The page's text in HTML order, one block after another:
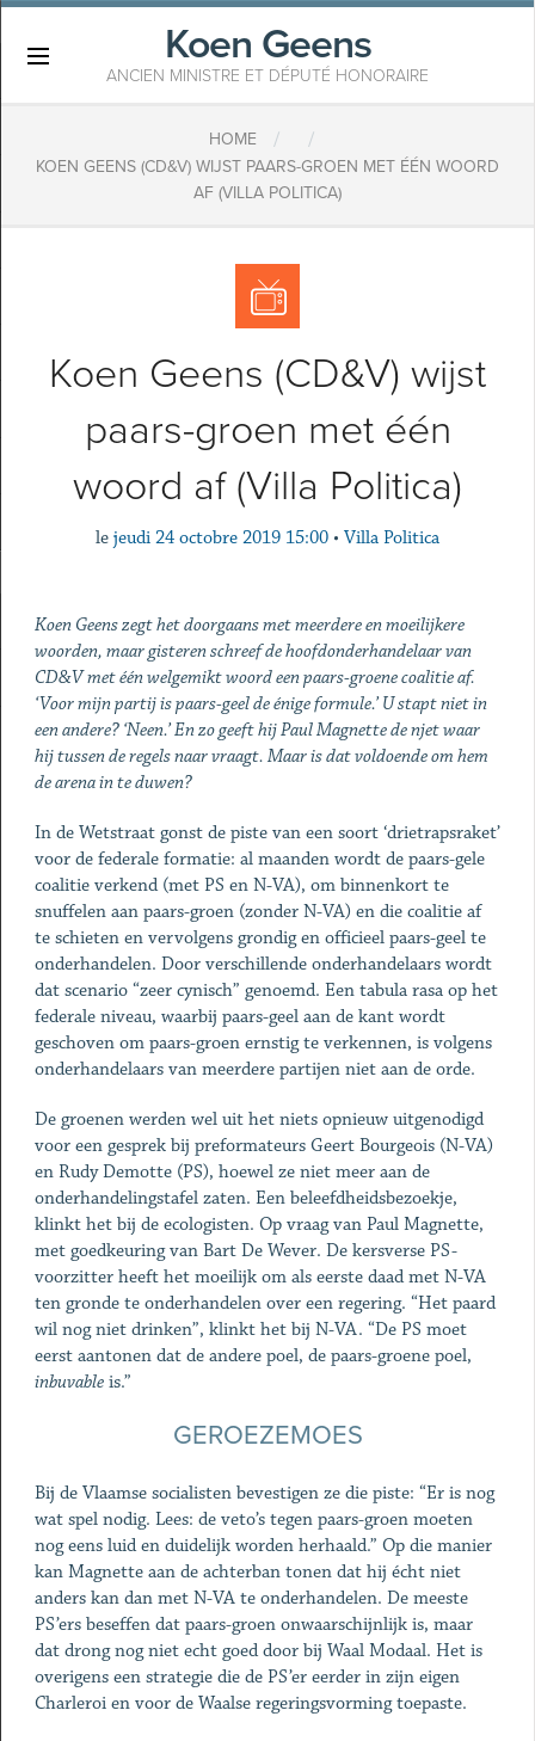
Koen Geens
ANCIEN MINISTRE ET DÉPUTÉ HONORAIRE
HOME / /
KOEN GEENS (CD&V) WIJST PAARS-GROEN MET ÉÉN WOORD
AF (VILLA POLITICA)
Koen Geens (CD&V) wijst
paars-groen met één
woord af (Villa Politica)
le jeudi 24 octobre 2019 15:00 • Villa Politica
Koen Geens zegt het doorgaans met meerdere en moeilijkere
woorden, maar gisteren schreef de hoofdonderhandelaar van
CD&V met één welgemikt woord een paars-groene coalitie af.
‘Voor mijn partij is paars-geel de énige formule.’ U stapt niet in
een andere? ‘Neen.’ En zo geeft hij Paul Magnette de njet waar
hij tussen de regels naar vraagt. Maar is dat voldoende om hem
de arena in te duwen?
In de Wetstraat gonst de piste van een soort ‘drietrapsraket’
voor de federale formatie: al maanden wordt de paars-gele
coalitie verkend (met PS en N-VA), om binnenkort te
snuffelen aan paars-groen (zonder N-VA) en die coalitie af
te schieten en vervolgens grondig en officieel paars-geel te
onderhandelen. Door verschillende onderhandelaars wordt
dat scenario “zeer cynisch” genoemd. Een tabula rasa op het
federale niveau, waarbij paars-geel aan de kant wordt
geschoven om paars-groen ernstig te verkennen, is volgens
onderhandelaars van meerdere partijen niet aan de orde.
De groenen werden wel uit het niets opnieuw uitgenodigd
voor een gesprek bij preformateurs Geert Bourgeois (N-VA)
en Rudy Demotte (PS), hoewel ze niet meer aan de
onderhandelingstafel zaten. Een beleefdheidsbezoekje,
klinkt het bij de ecologisten. Op vraag van Paul Magnette,
met goedkeuring van Bart De Wever. De kersverse PS-
voorzitter heeft het moeilijk om als eerste daad met N-VA
ten gronde te onderhandelen over een regering. “Het paard
wil nog niet drinken”, klinkt het bij N-VA. “De PS moet
eerst aantonen dat de andere poel, de paars-groene poel,
inbuvableis.”
GEROEZEMOES
Bij de Vlaamse socialisten bevestigen ze die piste: “Er is nog
wat spel nodig. Lees: de veto’s tegen paars-groen moeten
nog eens luid en duidelijk worden herhaald.” Op die manier
kan Magnette aan de achterban tonen dat hij écht niet
anders kan dan met N-VA te onderhandelen. De meeste
PS’ers beseffen dat paars-groen onwaarschijnlijk is, maar
dat drong nog niet echt goed door bij Waal Modaal. Het is
overigens een strategie die de PS’er eerder in zijn eigen
Charleroi en voor de Waalse regeringsvorming toepaste.